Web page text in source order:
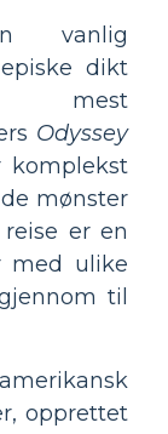
vanlig
dikt
mest
Odyssey
komplekst
mønster
er en
med ulike
til
opprettet